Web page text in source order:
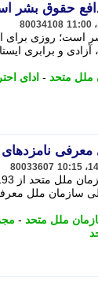
80034108
است؛ روزی برای
و برابری
متحد - ادای
نامزدهای
80033607
سازمان ملل
ملل متحد -